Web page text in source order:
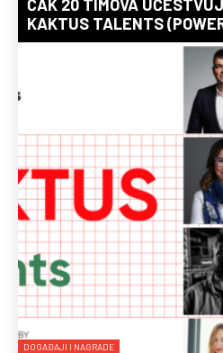
ČAK 20 TIMOVA
KAKTUS TALENTS
DOGAĐAJI I NAGRADE